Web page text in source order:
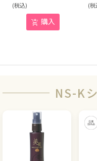
(税込)
購入
(税
NS-K